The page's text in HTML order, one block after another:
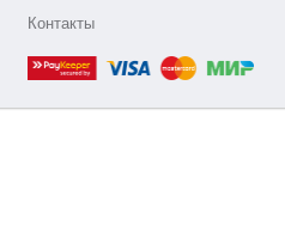
Контакты